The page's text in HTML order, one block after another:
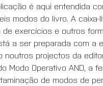
é aqui entendida
modos do livro. A
de exercícios e outros
a ser preparada com a
noutros projectos da
Modo Operativo AND, a
de modos de